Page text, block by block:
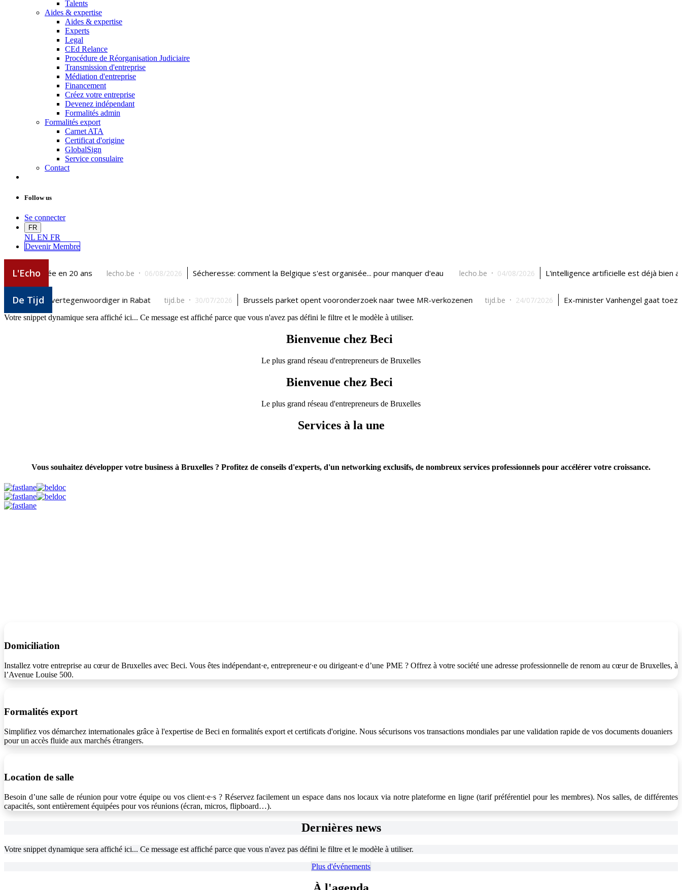
Talents
Aides & expertise
Aides & expertise
Experts
Legal
CEd Relance
Procédure de Réorganisation Judiciaire
Transmission d'entreprise
Médiation d'entreprise
Financement
Créez votre entreprise
Devenez indépendant
Formalités admin
Formalités export
Carnet ATA
Certificat d'origine
GlobalSign
Service consulaire
Contact
Follow us
Se connecter
FR
NL EN FR
Devenir Membre
Votre snippet dynamique sera affiché ici... Ce message est affiché parce que vous n'avez pas défini le filtre et le modèle à utiliser.
Bienvenue chez Beci
Le plus grand réseau d'entrepreneurs de Bruxelles
Bienvenue chez Beci
Le plus grand réseau d'entrepreneurs de Bruxelles
Services à la une
Vous souhaitez développer votre business à Bruxelles ? Profitez de conseils d'experts, d'un networking exclusifs, de nombreux services professionnels pour accélérer votre croissance.
Domiciliation
Installez votre entreprise au cœur de Bruxelles avec Beci. Vous êtes indépendant·e, entrepreneur·e ou dirigeant·e d’une PME ? Offrez à votre société une adresse professionnelle de renom au cœur de Bruxelles, à
l’Avenue Louise 500.
Formalités export
Simplifiez vos démarchez internationales grâce à l'expertise de Beci en formalités export et certificats d'origine. Nous sécurisons vos transactions mondiales par une validation rapide de vos documents douaniers
pour un accès fluide aux marchés étrangers.
Location de salle
Besoin d’une salle de réunion pour votre équipe ou vos client·e·s ? Réservez facilement un espace dans nos locaux via notre plateforme en ligne (tarif préférentiel pour les membres). Nos salles, de différentes
capacités, sont entièrement équipées pour vos réunions (écran, micros, flipboard…).
Dernières news
Votre snippet dynamique sera affiché ici... Ce message est affiché parce que vous n'avez pas défini le filtre et le modèle à utiliser.
Plus d'événem​​​​​​​​e​​​​​​nt​​​​s